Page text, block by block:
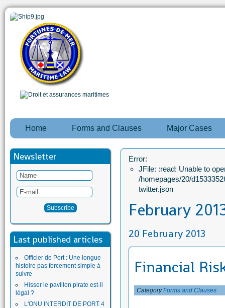
Home Forms and Clauses Major Cases
Newsletter
Last published articles
Officier de Port : Une longue
histoire pas forcement simple à
suivre
Hisser le pavillon pirate est-il
légal ?
L'ONU INTERDIT DE PORT 4
Error:
JFile: :read: Unable to
/homepages/20/
twitter.json
February
20 February 2013
Financial
CategoryForms and Clauses